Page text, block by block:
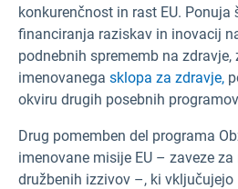
konkurenčnost in rast EU. Ponuja
financiranja raziskav in inovacij
podnebnih sprememb na
imenovanega sklopa za zdravje,
okviru drugih posebnih
Drug pomemben del programa
imenovane misije EU – zaveze
družbenih izzivov –, ki vključujejo